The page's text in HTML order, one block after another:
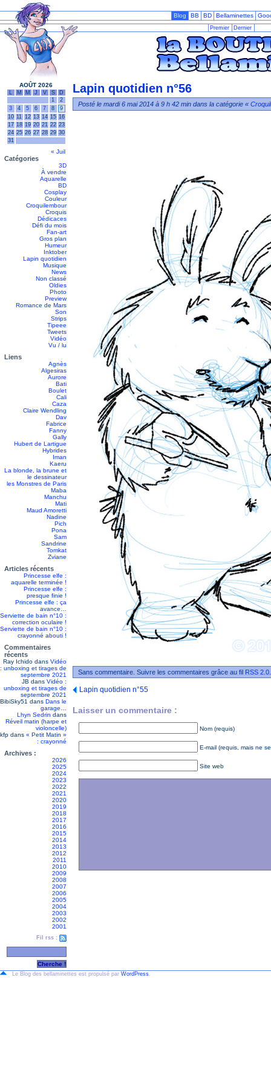
Blog BB BD Bellaminettes
Premier Dernier
AOÛT 2026
L M M J V S
D
1
2
3
4 5 6 7 8
9
10 11 12 13 14 15 16
17 18 19 20 21 22 23
24 25 26 27 28 29 30
31
« Juil
Catégories
3D
À vendre
Aquarelle
BD
Cosplay
Couleur
Croquilembour
Croquis
Dédicaces
Défi du mois
Fan-art
Gros plan
Humeur
Inktober
Lapin quotidien
Musique
News
Non classé
Oldies
Photo
Preview
Romance de Mars
Son
Strips
Tipeee
Tweets
Vidéo
Vu / lu
Liens
Agnès
Algesiras
Aurore
Bati
Boulet
Cali
Caza
Claire Wendling
Dav
Fabrice
Fanny
Gally
Hubert de Lartigue
Hybrides
Iman
Kaeru
La blonde, la brune et
le dessinateur
les Monstres de Paris
Maba
Manchu
Mati
Maud Amoretti
Nadine
Pich
Pona
Sam
Sandrine
Tomkat
Zviane
Articles récents
Princesse elfe :
aquarelle terminée !
Princesse elfe :
presque finie !
Princesse elfe : ça
avance…
Serviette de bain n°10 :
correction oculaire !
Serviette de bain n°10 :
crayonné abouti !
Commentaires
récents
Ray Ichido dans Vidéo
: unboxing et tirages de
septembre 2021
JB dans Vidéo :
unboxing et tirages de
septembre 2021
BibiSky51 dans Dans le
garage…
Lhyn Sedrin dans
Réveil matin (harpe et
violoncelle)
kfp dans « Petit Matin »
: crayonné
Archives :
2026
2025
2024
2023
2022
2021
2020
2019
2018
2017
2016
2015
2014
2013
2012
2011
2010
2009
2008
2007
2006
2005
2004
2003
2002
2001
Fil rss :
Lapin quotidien n°56
Posté le mardi 6 mai 2014 à 9 h 42 min dans la catégorie «
Sans commentaire. Suivre les commentaires grâce au fil RSS 2.0
Lapin quotidien n°55
Laisser un commentaire :
Nom (requis)
E-mail (requis, mais ne
Site web
Le Blog des bellaminettes est propulsé par WordPress.